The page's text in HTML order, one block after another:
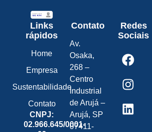
Links
rápidos
Home
Empresa
Sustentabilidade
Contato
CNPJ:
02.966.645/0001-
Contato
Av.
Osaka,
268 –
Centro
Industrial
de Arujá –
Arujá, SP
07411-
Redes
Sociais